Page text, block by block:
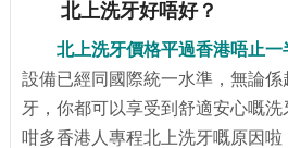
北上洗牙好唔好？
北上洗牙價格平過香港唔止一
設備已經同國際統一水準，無論
牙，你都可以享受到舒適安心嘅
咁多香港人專程北上洗牙嘅原因啦